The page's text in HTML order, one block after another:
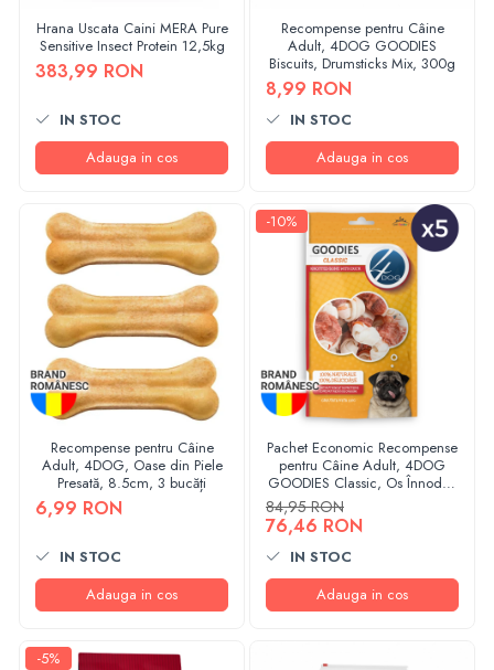
Hrana Uscata Caini MERA Pure
Sensitive Insect Protein 12,5kg
383,99 RON
IN STOC
Adauga in cos
Recompense pentru Câine
Adult, 4DOG GOODIES
Biscuits, Drumsticks Mix, 300g
8,99 RON
IN STOC
Adauga in cos
Recompense pentru Câine
Adult, 4DOG, Oase din Piele
Presată, 8.5cm, 3 bucăți
6,99 RON
IN STOC
Adauga in cos
-10%
Pachet Economic Recompense
pentru Câine Adult, 4DOG
GOODIES Classic, Os Înnodat,
Piele Presată și Rață, 5x120g
84,95 RON
76,46 RON
IN STOC
Adauga in cos
-5%